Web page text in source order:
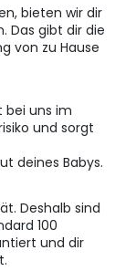
bieten wir dir
Das gibt dir die
von zu Hause
bei uns im
und sorgt
deines Babys.
Deshalb sind
100
und dir